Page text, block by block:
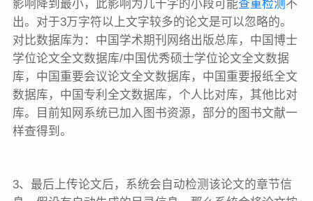
影响降到最小，此影响为几十字的小段可能查重检测 不
出。对于3万字符以上文字较多的论文是可以忽略的。
对比数据库为：中国学术期刊网络出版总库，中国博士
学位论文全文数据库/中国优秀硕士学位论文全文数据
库，中国重要会议论文全文数据库，中国重要报纸全文
数据库，中国专利全文数据库，个人比对库，其他比对
库。目前知网系统已加入图书资源，部分的图书文献一
样查得到。
3、最后上传论文后，系统会自动检测该论文的章节信